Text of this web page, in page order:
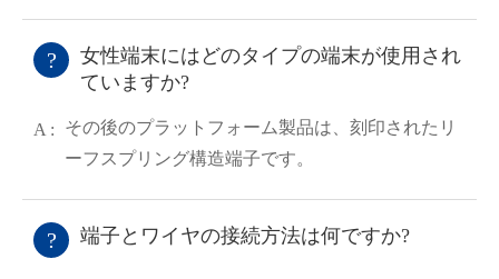
?
女性端末にはどのタイプの端末が使用され
ていますか?
A :
その後のプラットフォーム製品は、刻印されたリ
ーフスプリング構造端子です。
? 端子とワイヤの接続方法は何ですか?
WhatsApp (如 +85291234567)